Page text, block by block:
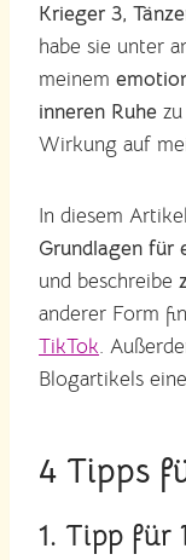
Krieger 3,
habe sie unter
meinem
inneren Ruhe
Wirkung auf
In diesem
Grundlagen für
und beschreibe
anderer Form
TikTok.
Blogartikels
4 Tipps
1. Tipp für